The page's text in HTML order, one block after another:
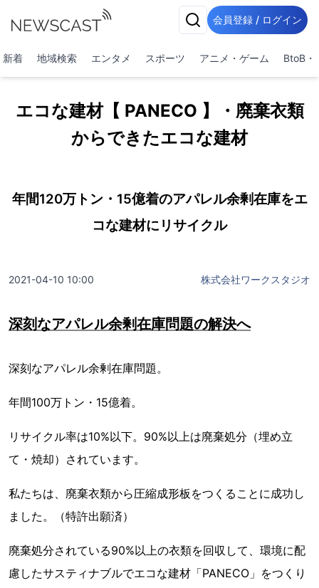
会員登録 / ログイン
新着 地域検索 エンタメ スポーツ アニメ・ゲーム BtoB・
エコな建材【 PANECO 】・廃棄衣類
からできたエコな建材
年間120万トン・15億着のアパレル余剰在庫をエ
コな建材にリサイクル
2021-04-10 10:00 株式会社ワークスタジオ
深刻なアパレル余剰在庫問題の解決へ
深刻なアパレル余剰在庫問題。
年間100万トン・15億着。
リサイクル率は10%以下。90%以上は廃棄処分（埋め立
て・焼却）されています。
私たちは、廃棄衣類から圧縮成形板をつくることに成功し
ました。（特許出願済）
廃棄処分されている90%以上の衣類を回収して、環境に配
慮したサスティナブルでエコな建材「PANECO」をつくり